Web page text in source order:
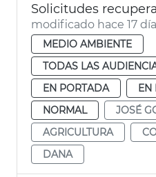
modificado hace 17
MEDIO AMBIENTE
TODAS LAS
EN PORTADA
EN
NORMAL
JOSÉ
AGRICULTURA
DANA